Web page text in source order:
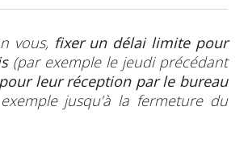
vous, fixer un délai limite pour
(par exemple le jeudi précédant
leur réception par le bureau
jusqu’à la fermeture du